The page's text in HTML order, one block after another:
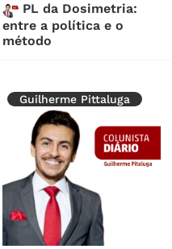
PL da Dosimetria:
entre a política e o
método
Guilherme Pittaluga